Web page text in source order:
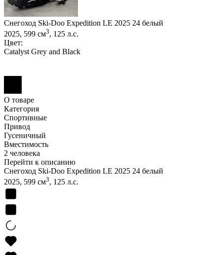
Снегоход Ski-Doo Expedition LE 2025 24 белый
2025, 599 см3, 125 л.с.
Цвет:
Catalyst Grey and Black
О товаре
Категория
Спортивные
Привод
Гусеничный
Вместимость
2 человека
Перейти к описанию
Снегоход Ski-Doo Expedition LE 2025 24 белый
2025, 599 см3, 125 л.с.